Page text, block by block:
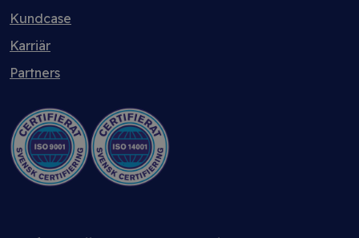
Kundcase
Karriär
Partners